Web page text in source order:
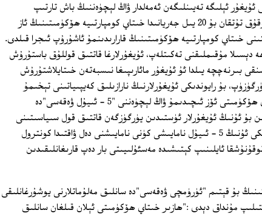
ئېلىگە تەيىنلىگەن ئەمەلدار ۋاڭ لېچۈەننىڭ باش تارتىپ
بولمايدىغان مەسئۇلىيىتى بار. ئۇ ھوقۇق تۇتقان بۇ 20 يىل جەريانىدا خىتاي كومپارتىيە ھۆكۈمىتىنىڭ ئاز
خىتاي كومپارتىيە ھۆكۈمىتىنىڭ قارارىدىنمۇ ئاشۇرۇپ ئىجرا قىلدى.
دېسىلا مۇقىملىقنى تەكىتلەپ، ئۇيغۇرلارغا قاتتىق قوللۇق باستۇرۇش
بىرنەچچە يىلدا ئۇ ئۇيغۇر مائارىپىغا نىسبەتەن خىتايلاشتۇرۇش
بۇ رايوندىكى ئۇيغۇرلارنىڭ نارازىلىق كەيپىياتىنى تېخىمۇ
ئۇلغايتىۋەتتى. ئەلۋەتتە ھازىر خىتاي ھۆكۈمىتى ئۆز ئىچىدىمۇ ۋاڭ لېچۈەننى "5 - ئىيۇل ۋەقەسى"دە
بۇ ئۇنىڭ ئۇيغۇرلار ئۈستىدىن يۈرگۈزگەن قاتتىق قول سىياسىتىنى
تەنقىدلەش نۇقتىسىدىن ئەمەس، بەلكى ئۇنىڭ 5 - ئىيۇل نامايىشى كۈنى نامايىشنى دەل ۋاقتىدا كونترول
ئايلىنىپ كېتىشىدە مەسئۇلىيىتى بار دەپ قارىغانلىقىدىن
بۇ قېتىم "ئۈرۈمچى ۋەقەسى"دە سانلىق مەلۇماتلارنى يوشۇرغانلىقى
مۇنداق دېدى :"ھازىر خىتاي ھۆكۈمىتى ئېلان قىلغان سانلىق